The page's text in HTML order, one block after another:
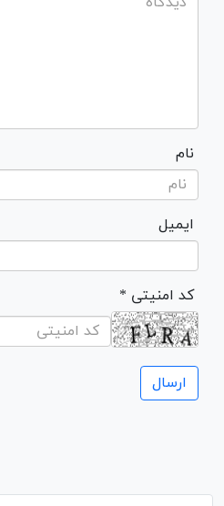
نام
ایمیل
* کد امنیتی